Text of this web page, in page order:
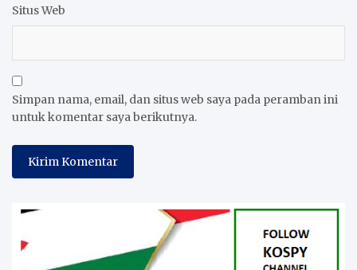
Situs Web
Simpan nama, email, dan situs web saya pada peramban ini
untuk komentar saya berikutnya.